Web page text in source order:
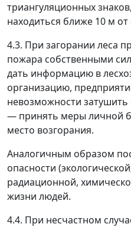
триангуляционных
находиться ближе 10 м
4.3. При загорании леса
пожара собственными
дать информацию в
организацию,
невозможности
— принять меры личной
место возгорания.
Аналогичным образом
опасности
радиационной,
жизни людей.
4.4. При несчастном